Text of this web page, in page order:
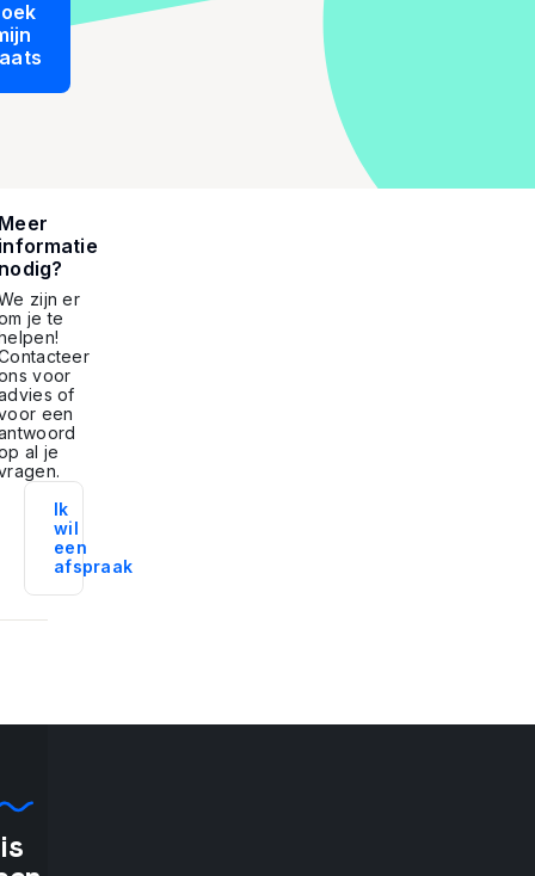
zijn er
je te
voor
of
een
al je
Ik
wil
een
afspraak